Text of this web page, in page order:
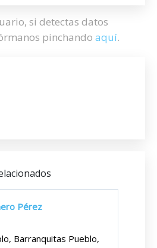
si detectas datos
pinchando aquí.
Pérez
Barranquitas Pueblo,